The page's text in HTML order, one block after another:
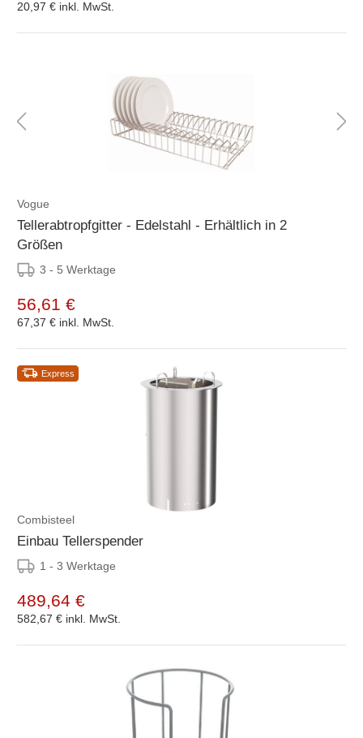
20,97 € inkl. MwSt.
Vogue
Tellerabtropfgitter - Edelstahl - Erhältlich in 2
Größen
3 - 5 Werktage
56,61 €
67,37 € inkl. MwSt.
Express
Combisteel
Einbau Tellerspender
1 - 3 Werktage
489,64 €
582,67 € inkl. MwSt.